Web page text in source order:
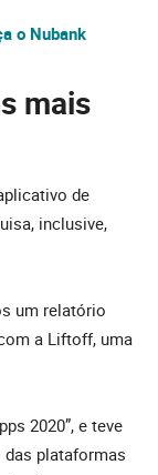
o Nubank
mais
de
inclusive,
um relatório
a Liftoff, uma
2020”, e teve
plataformas